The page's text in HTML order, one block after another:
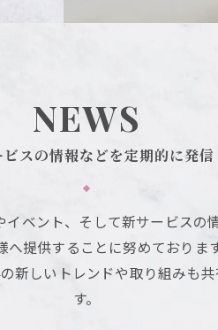
NEWS
ビスの情報などを定期的に発信
イベント、そして新サービスの
へ提供することに努めておりま
新しいトレンドや取り組みも共
す。